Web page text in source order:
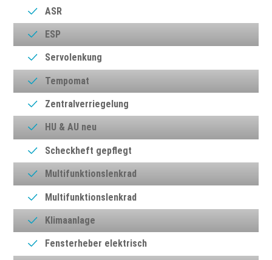
ASR
ESP
Servolenkung
Tempomat
Zentralverriegelung
HU & AU neu
Scheckheft gepflegt
Multifunktionslenkrad
Multifunktionslenkrad
Klimaanlage
Fensterheber elektrisch